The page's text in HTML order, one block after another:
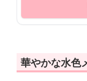
華やかな水色